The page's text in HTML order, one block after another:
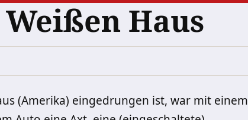
Haus
(Amerika) eingedrungen ist, war mit einem